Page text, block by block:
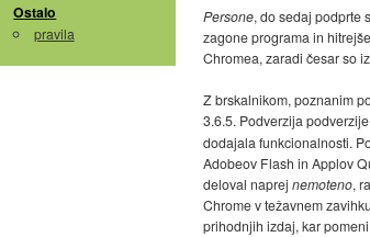
Ostalo
pravila
Persone, do sedaj podprte
zagone programa in
Chromea, zaradi česar so
Z brskalnikom, poznanim
3.6.5. Podverzija
dodajala funkcionalnosti.
Adobeov Flash in Applov
deloval naprej nemoteno,
Chrome v težavnem
prihodnjih izdaj, kar